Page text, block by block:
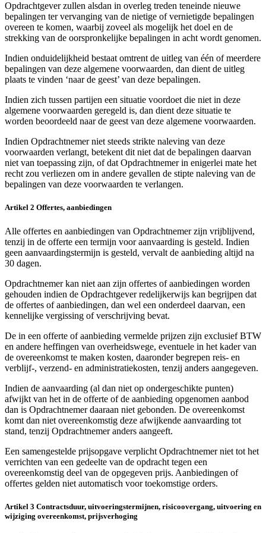
Opdrachtgever zullen alsdan in overleg treden teneinde nieuwe
bepalingen ter vervanging van de nietige of vernietigde bepalingen
overeen te komen, waarbij zoveel als mogelijk het doel en de
strekking van de oorspronkelijke bepalingen in acht wordt genomen.
Indien onduidelijkheid bestaat omtrent de uitleg van één of meerdere
bepalingen van deze algemene voorwaarden, dan dient de uitleg
plaats te vinden ‘naar de geest’ van deze bepalingen.
Indien zich tussen partijen een situatie voordoet die niet in deze
algemene voorwaarden geregeld is, dan dient deze situatie te
worden beoordeeld naar de geest van deze algemene voorwaarden.
Indien Opdrachtnemer niet steeds strikte naleving van deze
voorwaarden verlangt, betekent dit niet dat de bepalingen daarvan
niet van toepassing zijn, of dat Opdrachtnemer in enigerlei mate het
recht zou verliezen om in andere gevallen de stipte naleving van de
bepalingen van deze voorwaarden te verlangen.
Artikel 2 Offertes, aanbiedingen
Alle offertes en aanbiedingen van Opdrachtnemer zijn vrijblijvend,
tenzij in de offerte een termijn voor aanvaarding is gesteld. Indien
geen aanvaardingstermijn is gesteld, vervalt de aanbieding altijd na
30 dagen.
Opdrachtnemer kan niet aan zijn offertes of aanbiedingen worden
gehouden indien de Opdrachtgever redelijkerwijs kan begrijpen dat
de offertes of aanbiedingen, dan wel een onderdeel daarvan, een
kennelijke vergissing of verschrijving bevat.
De in een offerte of aanbieding vermelde prijzen zijn exclusief BTW
en andere heffingen van overheidswege, eventuele in het kader van
de overeenkomst te maken kosten, daaronder begrepen reis- en
verblijf-, verzend- en administratiekosten, tenzij anders aangegeven.
Indien de aanvaarding (al dan niet op ondergeschikte punten)
afwijkt van het in de offerte of de aanbieding opgenomen aanbod
dan is Opdrachtnemer daaraan niet gebonden. De overeenkomst
komt dan niet overeenkomstig deze afwijkende aanvaarding tot
stand, tenzij Opdrachtnemer anders aangeeft.
Een samengestelde prijsopgave verplicht Opdrachtnemer niet tot het
verrichten van een gedeelte van de opdracht tegen een
overeenkomstig deel van de opgegeven prijs. Aanbiedingen of
offertes gelden niet automatisch voor toekomstige orders.
Artikel 3 Contractsduur, uitvoeringstermijnen, risicoovergang, uitvoering en
wijziging overeenkomst, prijsverhoging